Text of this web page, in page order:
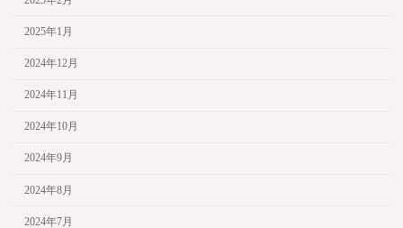
2025年1月
2024年12月
2024年11月
2024年10月
2024年9月
2024年8月
2024年7月